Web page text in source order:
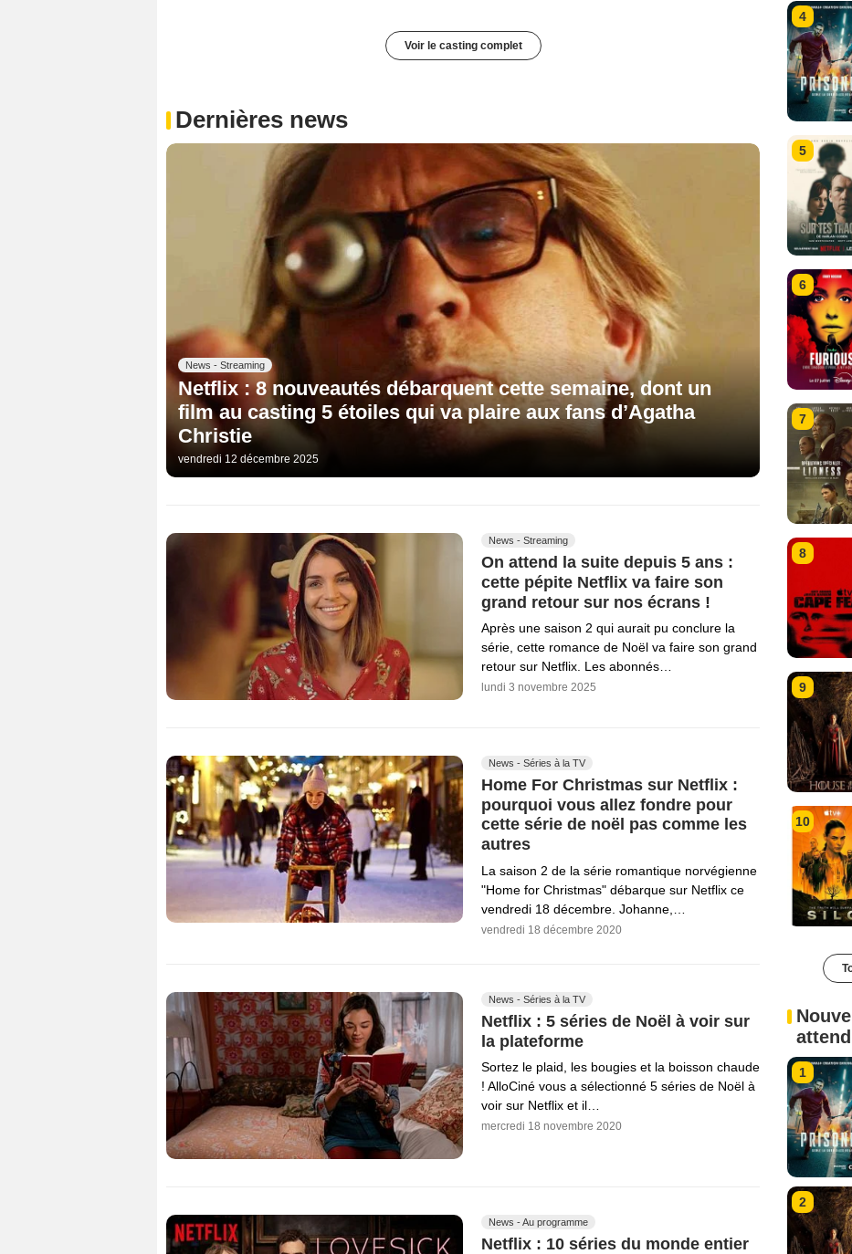
Voir le casting complet
Dernières news
News - Streaming
Netflix : 8 nouveautés débarquent cette semaine, dont un
film au casting 5 étoiles qui va plaire aux fans d’Agatha
Christie
vendredi 12 décembre 2025
News - Streaming
On attend la suite depuis 5 ans :
cette pépite Netflix va faire son
grand retour sur nos écrans !
Après une saison 2 qui aurait pu conclure la
série, cette romance de Noël va faire son grand
retour sur Netflix. Les abonnés…
lundi 3 novembre 2025
News - Séries à la TV
Home For Christmas sur Netflix :
pourquoi vous allez fondre pour
cette série de noël pas comme les
autres
La saison 2 de la série romantique norvégienne
"Home for Christmas" débarque sur Netflix ce
vendredi 18 décembre. Johanne,…
vendredi 18 décembre 2020
News - Séries à la TV
Netflix : 5 séries de Noël à voir sur
la plateforme
Sortez le plaid, les bougies et la boisson chaude
! AlloCiné vous a sélectionné 5 séries de Noël à
voir sur Netflix et il…
mercredi 18 novembre 2020
News - Au programme
Netflix : 10 séries du monde entier
4
5
6
7
8
9
10
1
2